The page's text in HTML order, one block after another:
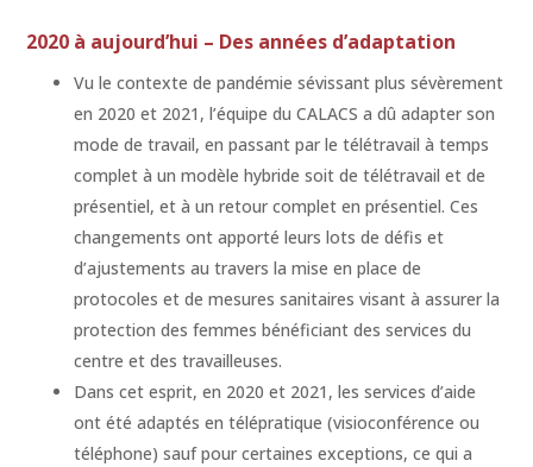
2020 à aujourd’hui – Des années d’adaptation
Vu le contexte de pandémie sévissant plus sévèrement
en 2020 et 2021, l’équipe du CALACS a dû adapter son
mode de travail, en passant par le télétravail à temps
complet à un modèle hybride soit de télétravail et de
présentiel, et à un retour complet en présentiel. Ces
changements ont apporté leurs lots de défis et
d’ajustements au travers la mise en place de
protocoles et de mesures sanitaires visant à assurer la
protection des femmes bénéficiant des services du
centre et des travailleuses.
Dans cet esprit, en 2020 et 2021, les services d’aide
ont été adaptés en télépratique (visioconférence ou
téléphone) sauf pour certaines exceptions, ce qui a